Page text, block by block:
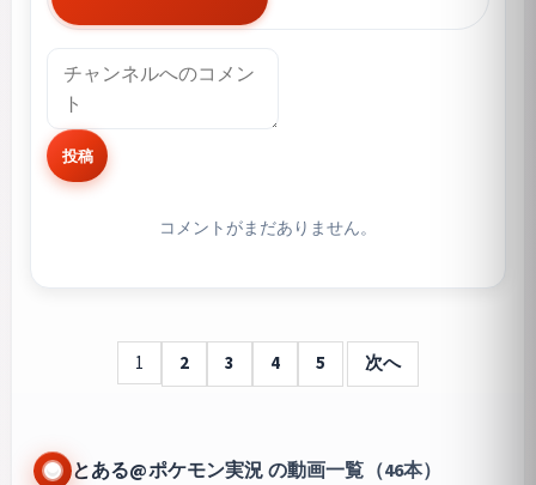
投稿
コメントがまだありません。
1 2 3 4 5 次へ
とある@ポケモン実況 の動画一覧（46本）